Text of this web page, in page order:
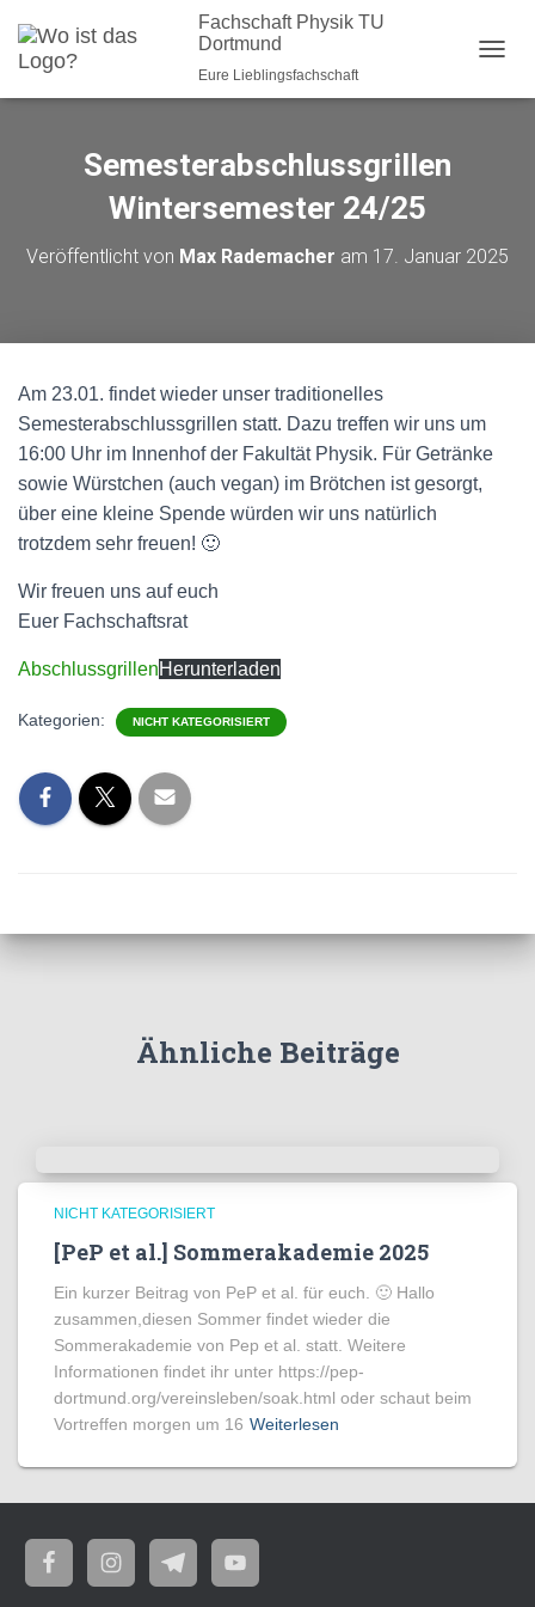
Fachschaft Physik TU
Dortmund
Eure Lieblingsfachschaft
Semesterabschlussgrillen
Wintersemester 24/25
Veröffentlicht von Max Rademacher am 17. Januar 2025
Am 23.01. findet wieder unser traditionelles
Semesterabschlussgrillen statt. Dazu treffen wir uns um
16:00 Uhr im Innenhof der Fakultät Physik. Für Getränke
sowie Würstchen (auch vegan) im Brötchen ist gesorgt,
über eine kleine Spende würden wir uns natürlich
trotzdem sehr freuen! 🙂
Wir freuen uns auf euch
Euer Fachschaftsrat
AbschlussgrillenHerunterladen
Kategorien: NICHT KATEGORISIERT
Ähnliche Beiträge
NICHT KATEGORISIERT
[PeP et al.] Sommerakademie 2025
Ein kurzer Beitrag von PeP et al. für euch. 🙂 Hallo
zusammen,diesen Sommer findet wieder die
Sommerakademie von Pep et al. statt. Weitere
Informationen findet ihr unter https://pep-
dortmund.org/vereinsleben/soak.html oder schaut beim
Vortreffen morgen um 16 Weiterlesen